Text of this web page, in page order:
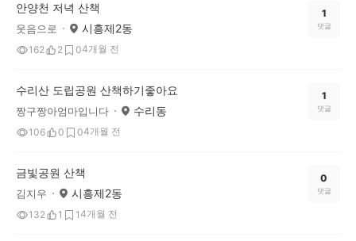
안양천 저녁 산책
웃음으로 시흥제2동
162 2 04개월 전
1
댓글
수리산 도립공원 산책하기좋아요
짱구짱아엄마입니다 수리동
106 0 04개월 전
1
댓글
금빛공원 산책
김지우 시흥제2동
132 1 14개월 전
0
댓글